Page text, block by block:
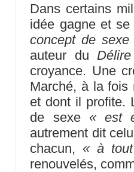
Dans certains
idée gagne et
concept de sexe
auteur du
croyance. Une
Marché, à la fois
et dont il profite.
de sexe « est
autrement dit
chacun, « à
renouvelés,